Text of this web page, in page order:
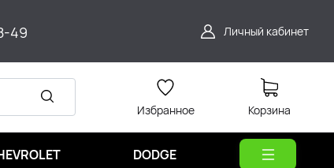
49 Личный кабинет
Избранное Корзина
DODGE